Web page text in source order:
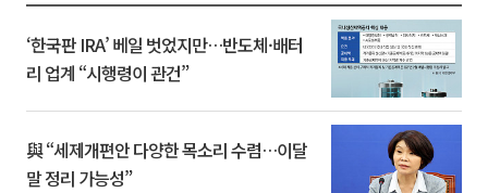
‘한국판 IRA’ 베일 벗었지만…반도체·배터
리 업계 “시행령이 관건”
與 “세제개편안 다양한 목소리 수렴…이달
말 정리 가능성”